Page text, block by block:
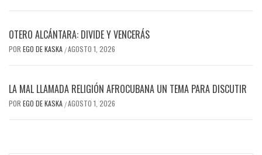
OTERO ALCÁNTARA: DIVIDE Y VENCERÁS
POR EGO DE KASKA /AGOSTO 1, 2026
LA MAL LLAMADA RELIGIÓN AFROCUBANA UN TEMA PARA DISCUTIR
POR EGO DE KASKA /AGOSTO 1, 2026